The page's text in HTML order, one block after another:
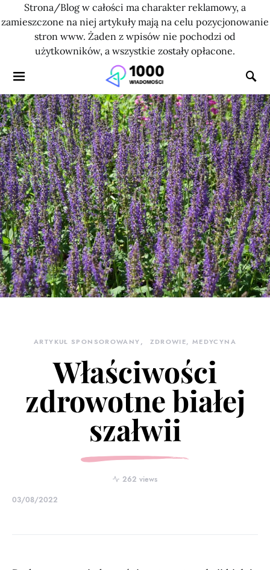
Strona/Blog w całości ma charakter reklamowy, a
zamieszczone na niej artykuły mają na celu pozycjonowanie
stron www. Żaden z wpisów nie pochodzi od
użytkowników, a wszystkie zostały opłacone.
ARTYKUŁ SPONSOROWANY ZDROWIE, MEDYCYNA
Właściwości
zdrowotne białej
szałwii
262 views
03/08/2022